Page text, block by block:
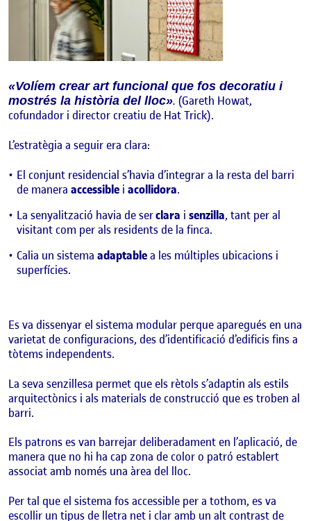
«Volíem crear art funcional que fos decoratiu i
mostrés la història del lloc». (Gareth Howat,
cofundador i director creatiu de Hat Trick).
L’estratègia a seguir era clara:
El conjunt residencial s’havia d’integrar a la resta del barri
de manera accessible i acollidora.
La senyalització havia de serclara i senzilla, tant per al
visitant com per als residents de la finca.
Calia un sistema adaptablea les múltiples ubicacions i
superfícies.
Es va dissenyar el sistema modular perque aparegués en una
varietat de configuracions, des d’identificació d’edificis fins a
tòtems independents.
La seva senzillesa permet que els rètols s’adaptin als estils
arquitectònics i als materials de construcció que es troben al
barri.
Els patrons es van barrejar deliberadament en l’aplicació, de
manera que no hi ha cap zona de color o patró establert
associat amb només una àrea del lloc.
Per tal que el sistema fos accessible per a tothom, es va
escollir un tipus de lletra net i clar amb un alt contrast de